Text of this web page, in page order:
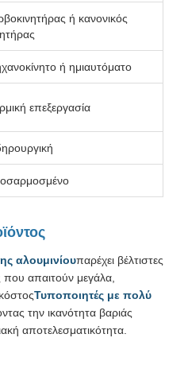
ή κανονικός
ή ημιαυτόματο
επεξεργασία
αλουμινίουπαρέχει βέλτιστες
που απαιτούν μεγάλα,
Τυποποιητές με πολύ
την ικανότητα βαριάς
αποτελεσματικότητα.